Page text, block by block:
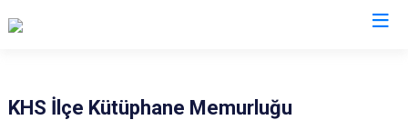
KHS İlçe Kütüphane Memurluğu